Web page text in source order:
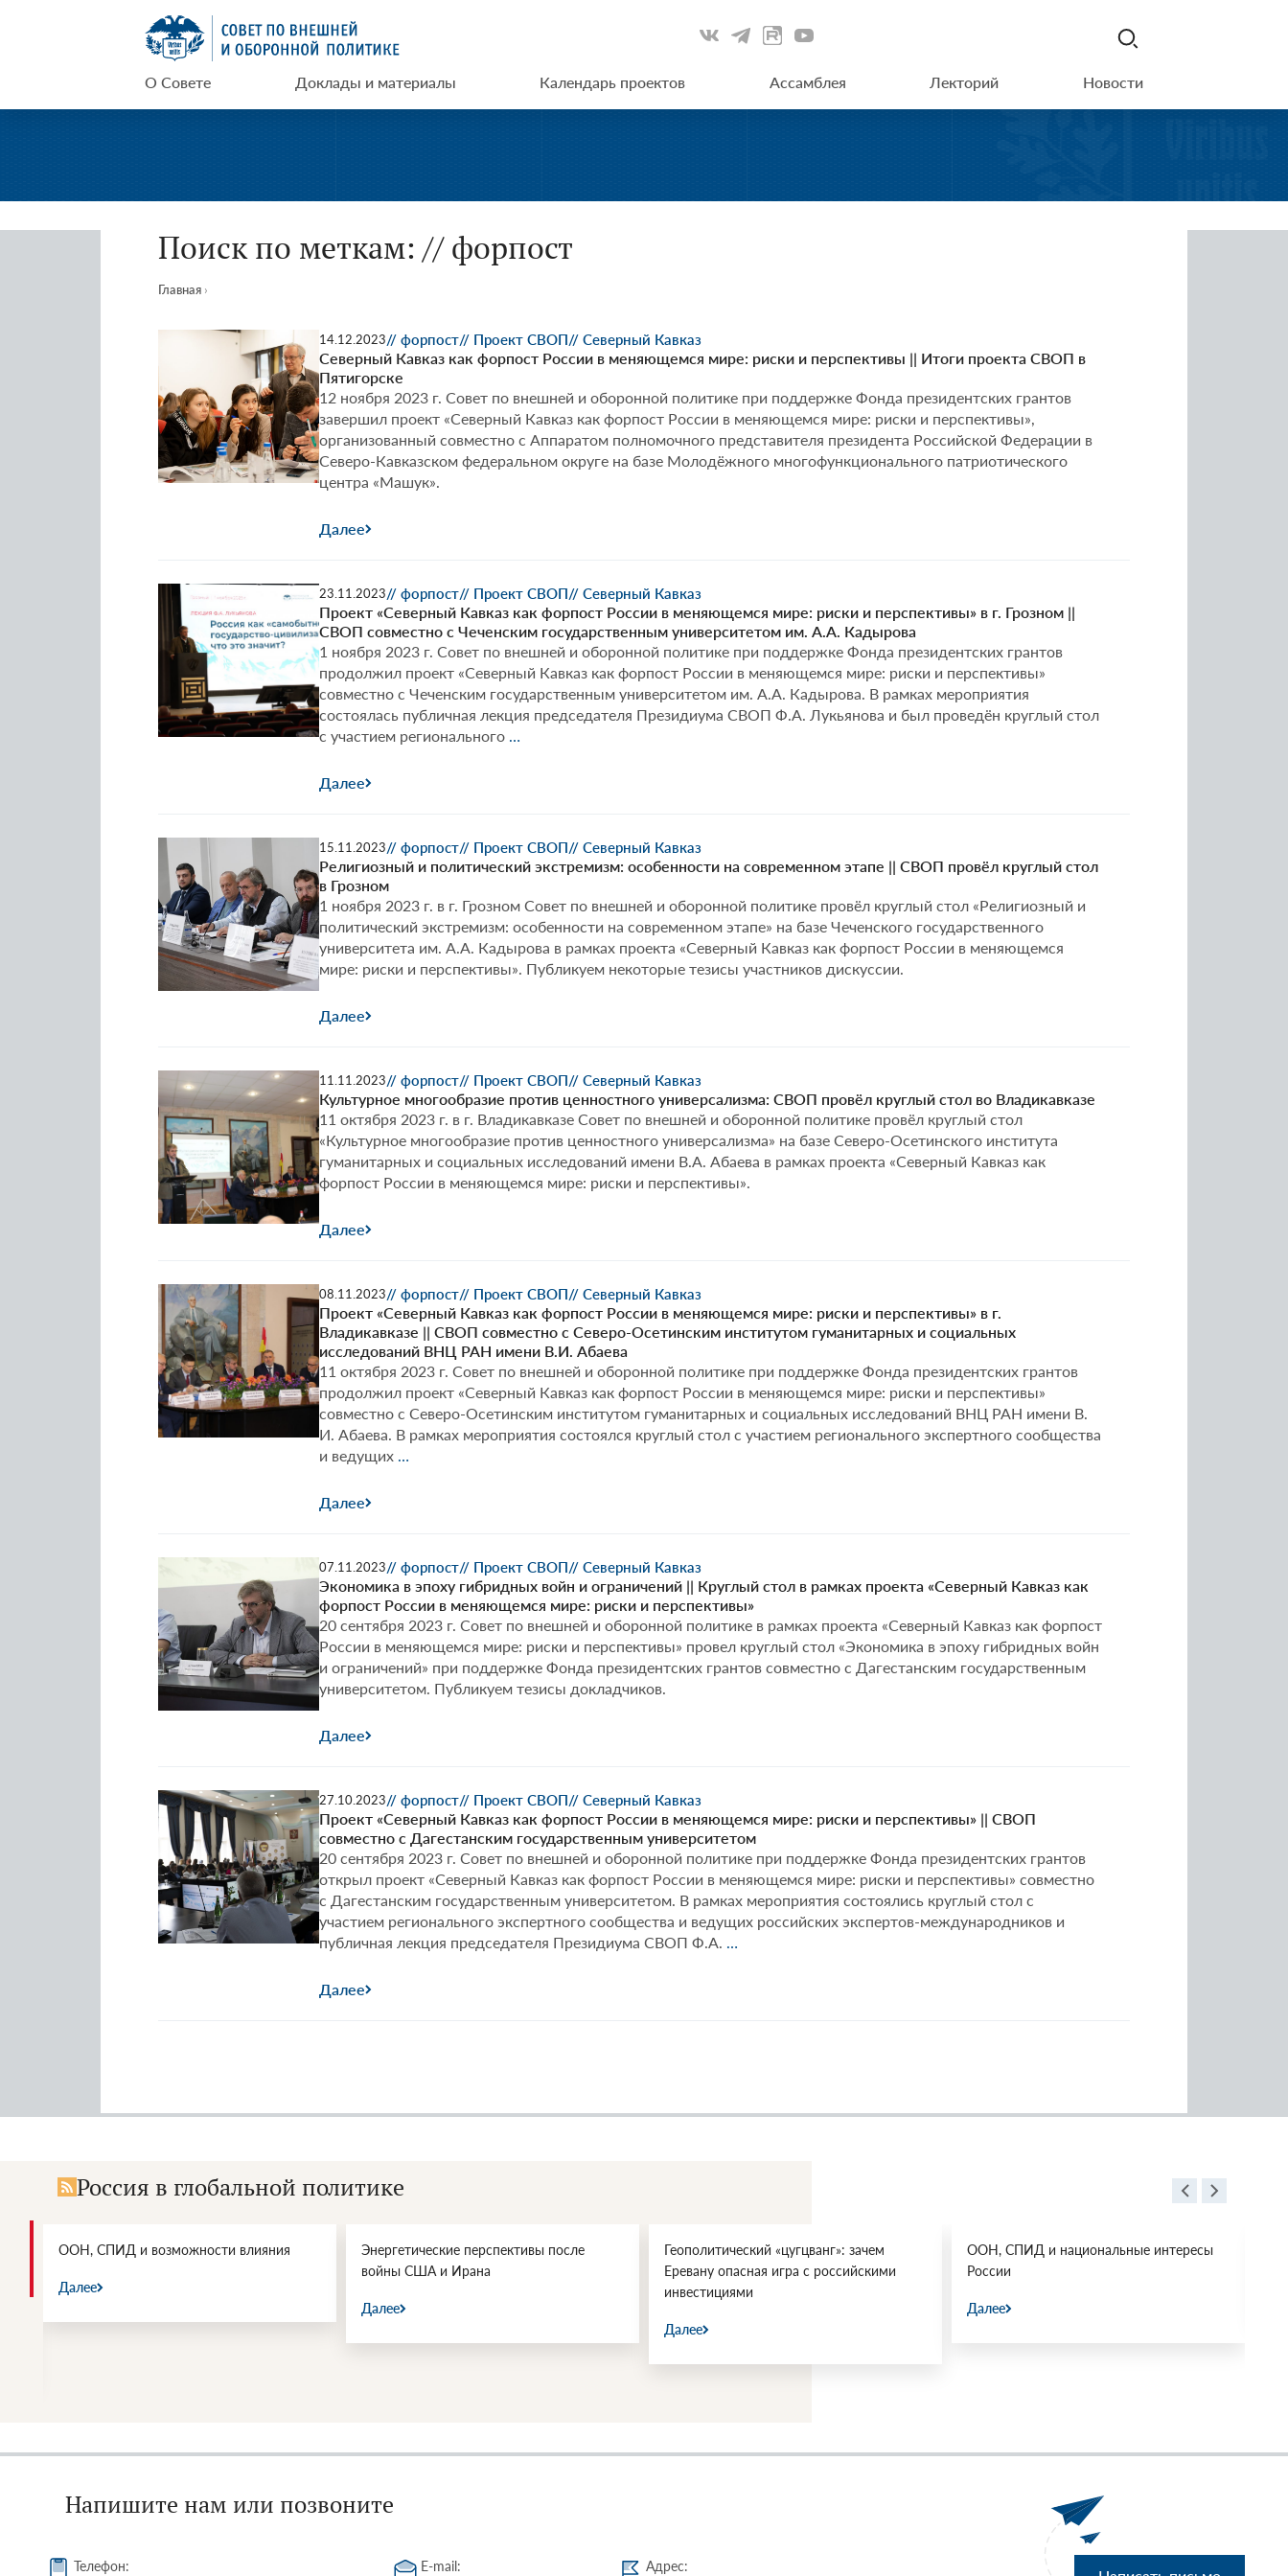
СВОП
О Совете Доклады и материалы Календарь проектов Ассамблея Лекторий Новости
Поиск по меткам: // форпост
Главная ›
14.12.2023// форпост// Проект СВОП// Северный Кавказ
Северный Кавказ как форпост России в меняющемся мире: риски и перспективы || Итоги проекта СВОП в
Пятигорске
12 ноября 2023 г. Совет по внешней и оборонной политике при поддержке Фонда президентских грантов
завершил проект «Северный Кавказ как форпост России в меняющемся мире: риски и перспективы»,
организованный совместно с Аппаратом полномочного представителя президента Российской Федерации в
Северо-Кавказском федеральном округе на базе Молодёжного многофункционального патриотического
центра «Машук».
Далее
23.11.2023// форпост// Проект СВОП// Северный Кавказ
Проект «Северный Кавказ как форпост России в меняющемся мире: риски и перспективы» в г. Грозном ||
СВОП совместно с Чеченским государственным университетом им. А.А. Кадырова
1 ноября 2023 г. Совет по внешней и оборонной политике при поддержке Фонда президентских грантов
продолжил проект «Северный Кавказ как форпост России в меняющемся мире: риски и перспективы»
совместно с Чеченским государственным университетом им. А.А. Кадырова. В рамках мероприятия
состоялась публичная лекция председателя Президиума СВОП Ф.А. Лукьянова и был проведён круглый стол
с участием регионального …
России
в
мире:
риски
и
перспективы»
СВОП
совместно
с
Чеченским
государственным
университетом
Далее
15.11.2023// форпост// Проект СВОП// Северный Кавказ
Религиозный и политический экстремизм: особенности на современном этапе || СВОП провёл круглый стол
в Грозном
1 ноября 2023 г. в г. Грозном Совет по внешней и оборонной политике провёл круглый стол «Религиозный и
политический экстремизм: особенности на современном этапе» на базе Чеченского государственного
университета им. А.А. Кадырова в рамках проекта «Северный Кавказ как форпост России в меняющемся
мире: риски и перспективы». Публикуем некоторые тезисы участников дискуссии.
Далее
11.11.2023// форпост// Проект СВОП// Северный Кавказ
Культурное многообразие против ценностного универсализма: СВОП провёл круглый стол во Владикавказе
11 октября 2023 г. в г. Владикавказе Совет по внешней и оборонной политике провёл круглый стол
«Культурное многообразие против ценностного универсализма» на базе Северо-Осетинского института
гуманитарных и социальных исследований имени В.А. Абаева в рамках проекта «Северный Кавказ как
форпост России в меняющемся мире: риски и перспективы».
Далее
08.11.2023// форпост// Проект СВОП// Северный Кавказ
Проект «Северный Кавказ как форпост России в меняющемся мире: риски и перспективы» в г.
Владикавказе || СВОП совместно с Северо-Осетинским институтом гуманитарных и социальных
исследований ВНЦ РАН имени В.И. Абаева
11 октября 2023 г. Совет по внешней и оборонной политике при поддержке Фонда президентских грантов
продолжил проект «Северный Кавказ как форпост России в меняющемся мире: риски и перспективы»
совместно с Северо-Осетинским институтом гуманитарных и социальных исследований ВНЦ РАН имени В.
И. Абаева. В рамках мероприятия состоялся круглый стол с участием регионального экспертного сообщества
и ведущих …
в
меняющемся
мире:
риски
и
перспективы»
совместно
с
Северо-
Осетинским
институтом
гуманитарных
и
Далее
07.11.2023// форпост// Проект СВОП// Северный Кавказ
Экономика в эпоху гибридных войн и ограничений || Круглый стол в рамках проекта «Северный Кавказ как
форпост России в меняющемся мире: риски и перспективы»
20 сентября 2023 г. Совет по внешней и оборонной политике в рамках проекта «Северный Кавказ как форпост
России в меняющемся мире: риски и перспективы» провел круглый стол «Экономика в эпоху гибридных войн
и ограничений» при поддержке Фонда президентских грантов совместно с Дагестанским государственным
университетом. Публикуем тезисы докладчиков.
Далее
27.10.2023// форпост// Проект СВОП// Северный Кавказ
Проект «Северный Кавказ как форпост России в меняющемся мире: риски и перспективы» || СВОП
совместно с Дагестанским государственным университетом
20 сентября 2023 г. Совет по внешней и оборонной политике при поддержке Фонда президентских грантов
открыл проект «Северный Кавказ как форпост России в меняющемся мире: риски и перспективы» совместно
с Дагестанским государственным университетом. В рамках мероприятия состоялись круглый стол с
участием регионального экспертного сообщества и ведущих российских экспертов-международников и
публичная лекция председателя Президиума СВОП Ф.А. …
мире:
с
Дагестанским
государственным
Далее
Россия в глобальной политике
ООН, СПИД и возможности влияния
Далее
Энергетические перспективы после
войны США и Ирана
Далее
Геополитический «цугцванг»: зачем
Еревану опасная игра с российскими
инвестициями
Далее
ООН, СПИД и национальные интересы
России
Далее
Напишите нам или позвоните
Телефон: E-mail: Адрес: